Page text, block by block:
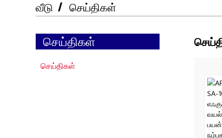
வீடு செய்திகள்
செய்திகள்
செய்திகள்